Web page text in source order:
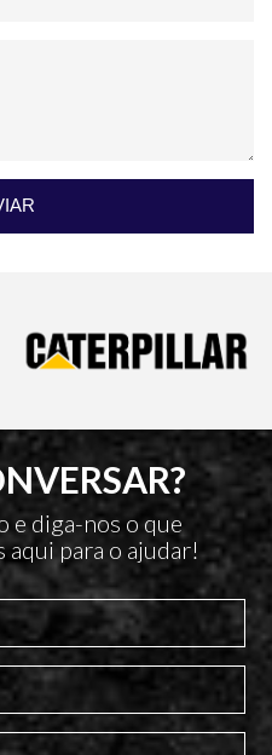
e diga-nos o que
aqui para o ajudar!